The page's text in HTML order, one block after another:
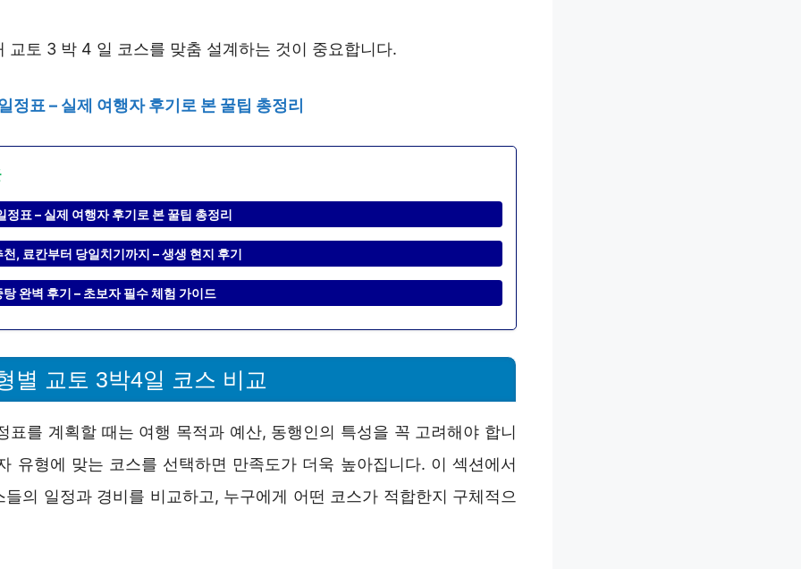
교토 3 박 4 일 코스를 맞춤 설계하는 것이 중요합니다.
정표 – 실제 여행자 후기로 본 꿀팁 총정리
정표 – 실제 여행자 후기로 본 꿀팁 총정리
, 료칸부터 당일치기까지 – 생생 현지 후기
완벽 후기 – 초보자 필수 체험 가이드
별 교토 3박4일 코스 비교
표를 계획할 때는 여행 목적과 예산, 동행인의 특성을 꼭 고려해야 합니
유형에 맞는 코스를 선택하면 만족도가 더욱 높아집니다. 이 섹션에서
의 일정과 경비를 비교하고, 누구에게 어떤 코스가 적합한지 구체적으